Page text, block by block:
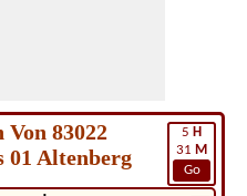
5 H
31 M
Go
Von 83022
01 Altenberg